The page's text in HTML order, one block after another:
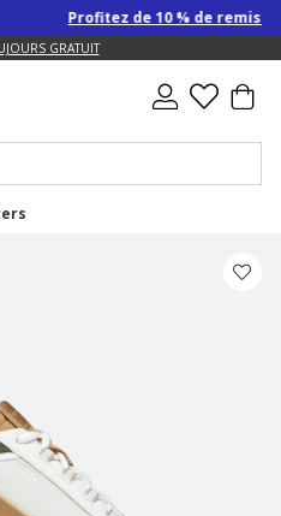
Profitez de 10 % de remise
GRATUIT